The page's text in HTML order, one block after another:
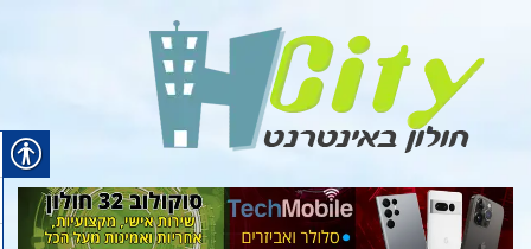
content
Hcity – חולון באינטרנט
פורטל החדשות והמידע של חולון